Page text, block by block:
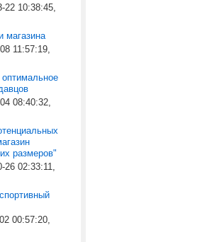
22 10:38:45,
магазина
11:57:19,
оптимальное
08:40:32,
размеров"
26 02:33:11,
00:57:20,